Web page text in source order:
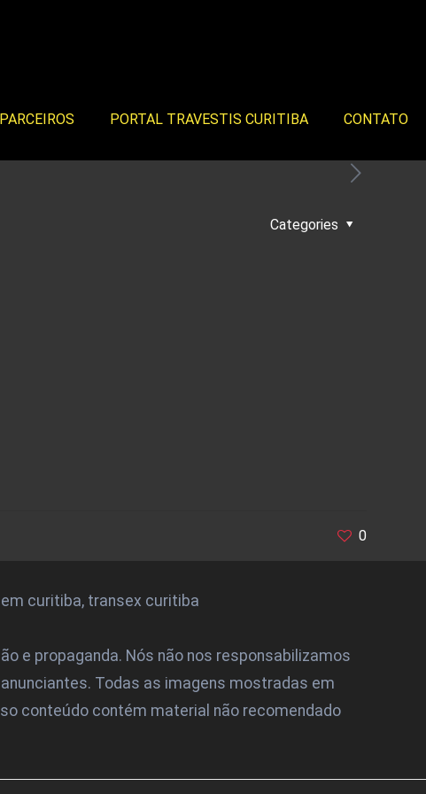
PARCEIROS PORTAL TRAVESTIS CURITIBA CONTATO
Categories
0
curitiba, transex curitiba
e propaganda. Nós não nos responsabilizamos
Todas as imagens mostradas em
conteúdo contém material não recomendado